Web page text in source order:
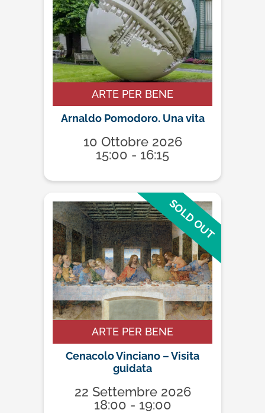
ARTE PER BENE
Arnaldo Pomodoro. Una vita
10 Ottobre 2026
15:00 - 16:15
ARTE PER BENE
Cenacolo Vinciano – Visita
guidata
22 Settembre 2026
18:00 - 19:00